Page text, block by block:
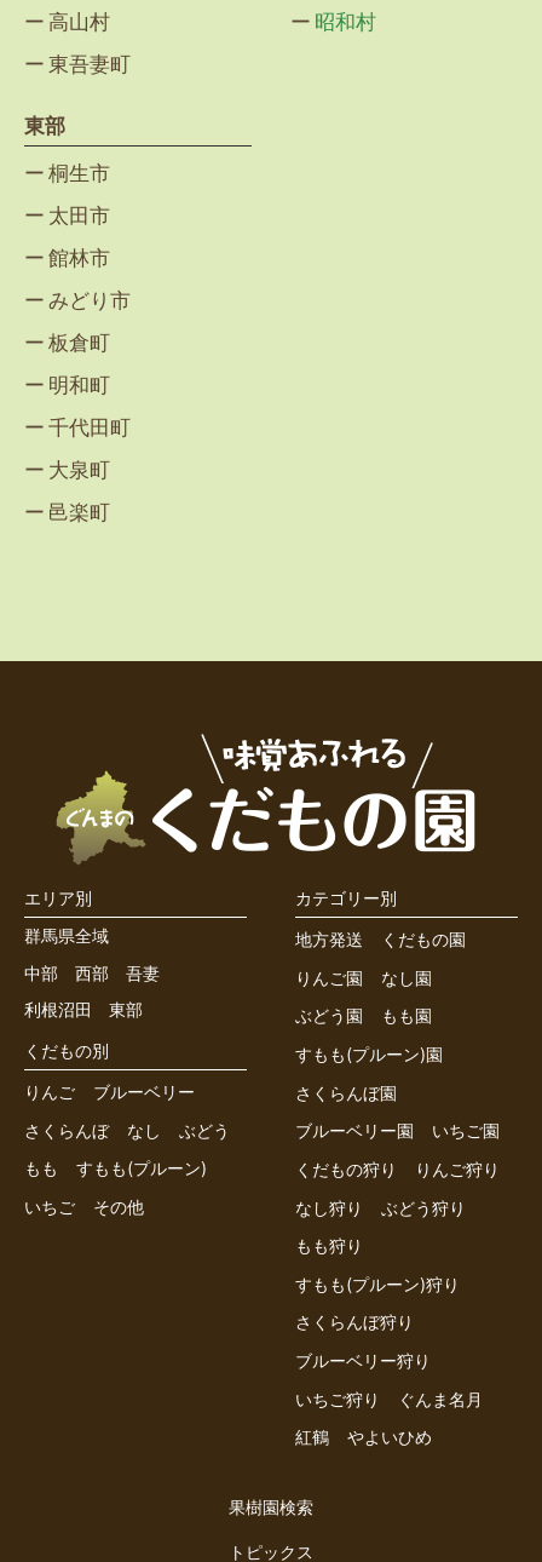
高山村
東吾妻町
昭和村
東部
桐生市
太田市
館林市
みどり市
板倉町
明和町
千代田町
大泉町
邑楽町
エリア別
群馬県全域
中部
西部
吾妻
利根沼田
東部
くだもの別
りんご
ブルーベリー
さくらんぼ
なし
ぶどう
もも
すもも(プルーン)
いちご
その他
カテゴリー別
地方発送
くだもの園
りんご園
なし園
ぶどう園
もも園
すもも(プルーン)園
さくらんぼ園
ブルーベリー園
いちご園
くだもの狩り
りんご狩り
なし狩り
ぶどう狩り
もも狩り
すもも(プルーン)狩り
さくらんぼ狩り
ブルーベリー狩り
いちご狩り
ぐんま名月
紅鶴
やよいひめ
果樹園検索
トピックス